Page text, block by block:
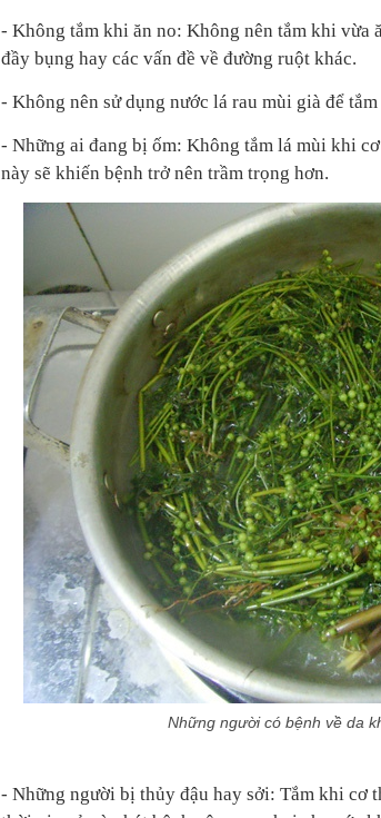
- Không tắm khi ăn no: Không nên tắm khi vừa
đầy bụng hay các vấn đề về đường ruột khác.
- Không nên sử dụng nước lá rau mùi già để
- Những ai đang bị ốm: Không tắm lá mùi khi
này sẽ khiến bệnh trở nên trầm trọng hơn.
Những người có bệnh về da
- Những người bị thủy đậu hay sởi: Tắm khi cơ